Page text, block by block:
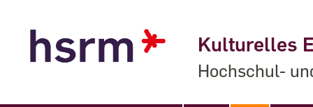
Kulturelles
Hochschul-